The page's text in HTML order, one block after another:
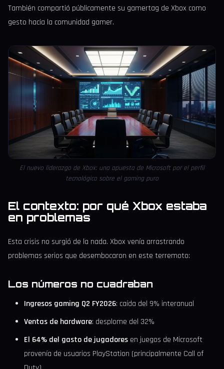
También compartió públicamente su gamertag de Xbox como
gesto hacia la comunidad gamer.
El nuevo liderazgo de Xbox: una apuesta de Microsoft por el perfil
tecnológico sobre el gaming puro
El contexto: por qué Xbox estaba
en problemas
Esta crisis no surgió de la nada. Xbox venía arrastrando
problemas serios que desembocaron en este terremoto:
Los números no cuadraban
Ingresos gaming Q2 FY2026: caída del 9% interanual
Ventas de hardware: desplome del 32%
El 64% del gasto de jugadores en juegos de Microsoft
provenía de usuarios PlayStation (principalmente Call of